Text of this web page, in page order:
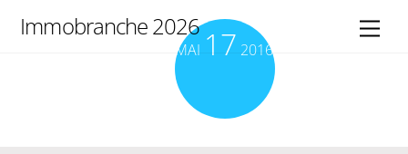
Immobranche 2026
MAI 17 2016